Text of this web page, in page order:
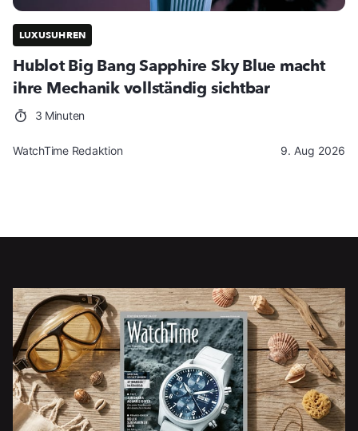
LUXUSUHREN
Hublot Big Bang Sapphire Sky Blue macht
ihre Mechanik vollständig sichtbar
3 Minuten
WatchTime Redaktion 9. Aug 2026